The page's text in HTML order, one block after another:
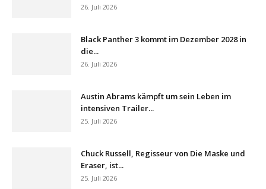
26. Juli 2026
Black Panther 3 kommt im Dezember 2028 in
die...
26. Juli 2026
Austin Abrams kämpft um sein Leben im
intensiven Trailer...
25. Juli 2026
Chuck Russell, Regisseur von Die Maske und
Eraser, ist...
25. Juli 2026